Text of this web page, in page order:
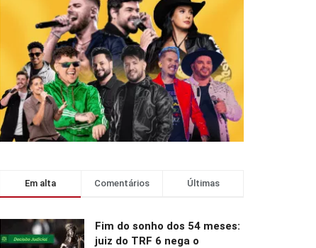
Em alta Comentários Últimas
Fim do sonho dos 54 meses:
juiz do TRF 6 nega o